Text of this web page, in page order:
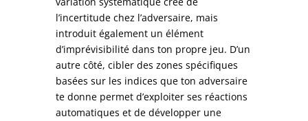
l’incertitude chez l’adversaire, mais
introduit également un élément
d’imprévisibilité dans ton propre jeu. D’un
autre côté, cibler des zones spécifiques
basées sur les indices que ton adversaire
te donne permet d’exploiter ses réactions
automatiques et de développer une